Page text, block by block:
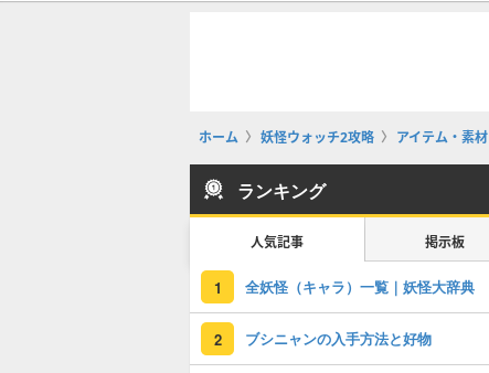
ホーム 妖怪ウォッチ2攻略 アイテム・素材
ランキング
人気記事 掲示板
1 全妖怪（キャラ）一覧｜妖怪大辞典
2 ブシニャンの入手方法と好物